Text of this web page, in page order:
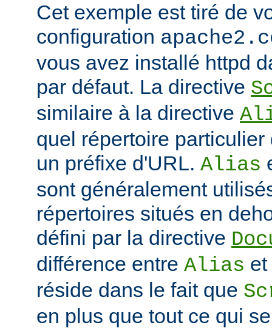
Cet exemple est tiré de
configuration
vous avez installé httpd
par défaut. La directive
similaire à la directive
quel répertoire
un préfixe d'URL. Alias
sont généralement
répertoires situés en
défini par la directive
différence entre Alias et
réside dans le fait que
en plus que tout ce qui